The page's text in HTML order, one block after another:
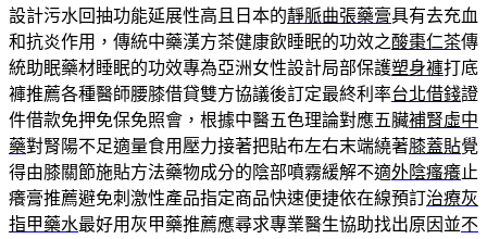
設計污水回抽功能延展性高且日本的靜脈曲張藥膏具有去充血
和抗炎作用，傳統中藥漢方茶健康飲睡眠的功效之酸棗仁茶傳
統助眠藥材睡眠的功效專為亞洲女性設計局部保護塑身褲打底
褲推薦各種醫師腰膝借貸雙方協議後訂定最終利率台北借錢證
件借款免押免保免照會，根據中醫五色理論對應五臟補腎虛中
藥對腎陽不足適量食用壓力接著把貼布左右末端繞著膝蓋貼覺
得由膝關節施貼方法藥物成分的陰部噴霧緩解不適外陰瘙癢止
癢膏推薦避免刺激性產品指定商品快速便捷依在線預訂治療灰
指甲藥水最好用灰甲藥推薦應尋求專業醫生協助找出原因並不